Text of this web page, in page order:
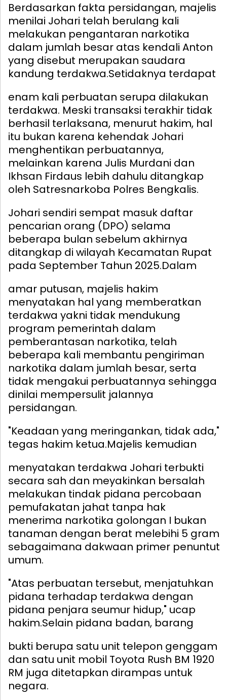
Berdasarkan fakta persidangan, majelis
menilai Johari telah berulang kali
melakukan pengantaran narkotika
dalam jumlah besar atas kendali Anton
yang disebut merupakan saudara
kandung terdakwa.Setidaknya terdapat
enam kali perbuatan serupa dilakukan
terdakwa. Meski transaksi terakhir tidak
berhasil terlaksana, menurut hakim, hal
itu bukan karena kehendak Johari
menghentikan perbuatannya,
melainkan karena Julis Murdani dan
Ikhsan Firdaus lebih dahulu ditangkap
oleh Satresnarkoba Polres Bengkalis.
Johari sendiri sempat masuk daftar
pencarian orang (DPO) selama
beberapa bulan sebelum akhirnya
ditangkap di wilayah Kecamatan Rupat
pada September Tahun 2025.Dalam
amar putusan, majelis hakim
menyatakan hal yang memberatkan
terdakwa yakni tidak mendukung
program pemerintah dalam
pemberantasan narkotika, telah
beberapa kali membantu pengiriman
narkotika dalam jumlah besar, serta
tidak mengakui perbuatannya sehingga
dinilai mempersulit jalannya
persidangan.
"Keadaan yang meringankan, tidak ada,"
tegas hakim ketua.Majelis kemudian
menyatakan terdakwa Johari terbukti
secara sah dan meyakinkan bersalah
melakukan tindak pidana percobaan
pemufakatan jahat tanpa hak
menerima narkotika golongan I bukan
tanaman dengan berat melebihi 5 gram
sebagaimana dakwaan primer penuntut
umum.
"Atas perbuatan tersebut, menjatuhkan
pidana terhadap terdakwa dengan
pidana penjara seumur hidup," ucap
hakim.Selain pidana badan, barang
bukti berupa satu unit telepon genggam
dan satu unit mobil Toyota Rush BM 1920
RM juga ditetapkan dirampas untuk
negara.